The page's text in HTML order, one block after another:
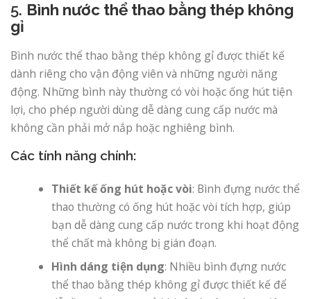
5. Bình nước thể thao bằng thép không
gỉ
Bình nước thể thao bằng thép không gỉ được thiết kế
dành riêng cho vận động viên và những người năng
động. Những bình này thường có vòi hoặc ống hút tiện
lợi, cho phép người dùng dễ dàng cung cấp nước mà
không cần phải mở nắp hoặc nghiêng bình.
Các tính năng chính:
Thiết kế ống hút hoặc vòi: Bình đựng nước thể
thao thường có ống hút hoặc vòi tích hợp, giúp
bạn dễ dàng cung cấp nước trong khi hoạt động
thể chất mà không bị gián đoạn.
Hình dáng tiện dụng: Nhiều bình đựng nước
thể thao bằng thép không gỉ được thiết kế để